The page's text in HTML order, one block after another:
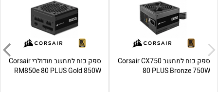
ספק כוח למחשב Corsair CX750
80 PLUS Bronze 750W
ספק כוח למחשב מודולרי Corsair
RM850e 80 PLUS Gold 850W